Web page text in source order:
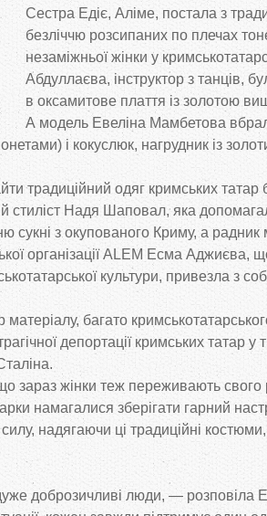
Сестра Едіє, Аліме, постала з
безліччю розсипаних по плечах
незаміжньої жінки у
Абдуллаєва, інструктор з танців,
в оксамитове плаття із золотою
А модель Евеліна Мамбетова
і кокуслюк, нагрудник із
традиційний одяг кримських татар
стиліст Надя Шаповал, яка
сукні з окупованого Криму, а радник
організації ALEM Есма Аджиєва,
культури, привезла з
матеріалу, багато
депортації кримських татар у
зараз жінки теж переживають свого
намагалися зберігати гарний
надягаючи ці традиційні
доброзичливі люди, — розповіла